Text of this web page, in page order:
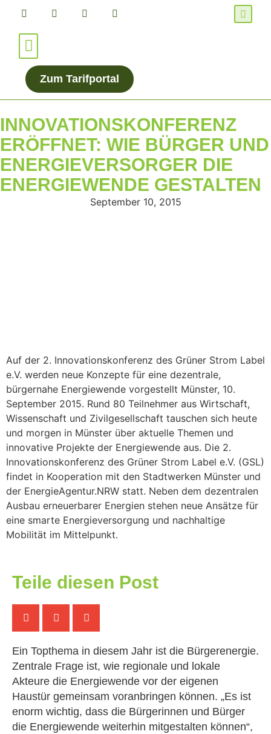
Zum Tarifportal
INNOVATIONSKONFERENZ
ERÖFFNET: WIE BÜRGER UND
ENERGIEVERSORGER DIE
ENERGIEWENDE GESTALTEN
September 10, 2015
Auf der 2. Innovationskonferenz des Grüner Strom Label
e.V. werden neue Konzepte für eine dezentrale,
bürgernahe Energiewende vorgestellt Münster, 10.
September 2015. Rund 80 Teilnehmer aus Wirtschaft,
Wissenschaft und Zivilgesellschaft tauschen sich heute
und morgen in Münster über aktuelle Themen und
innovative Projekte der Energiewende aus. Die 2.
Innovationskonferenz des Grüner Strom Label e.V. (GSL)
findet in Kooperation mit den Stadtwerken Münster und
der EnergieAgentur.NRW statt. Neben dem dezentralen
Ausbau erneuerbarer Energien stehen neue Ansätze für
eine smarte Energieversorgung und nachhaltige
Mobilität im Mittelpunkt.
Teile diesen Post
Ein Topthema in diesem Jahr ist die Bürgerenergie.
Zentrale Frage ist, wie regionale und lokale
Akteure die Energiewende vor der eigenen
Haustür gemeinsam voranbringen können. „Es ist
enorm wichtig, dass die Bürgerinnen und Bürger
die Energiewende weiterhin mitgestalten können“,